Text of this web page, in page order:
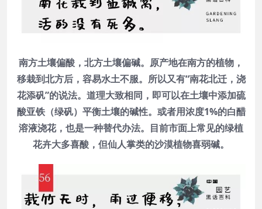
南方土壤偏酸，北方土壤偏碱。原产地在南方的植物，
移栽到北方后，容易水土不服。所以又有“南花北迁，浇
花添矾”的说法。道理大致相同，即可以在土壤中添加硫
酸亚铁（绿矾）平衡土壤的碱性。或者用浓度1%的白醋
溶液浇花，也是一种替代办法。目前市面上常见的绿植
花卉大多喜酸，但仙人掌类的沙漠植物喜弱碱。